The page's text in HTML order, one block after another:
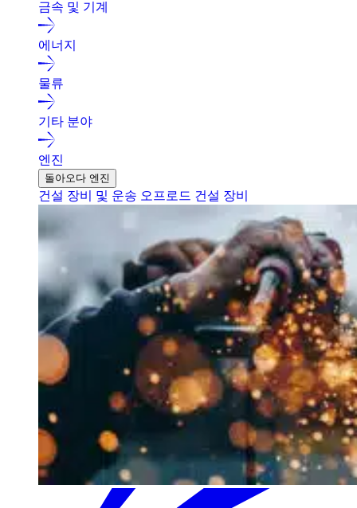
금속 및 기계
에너지
물류
기타 분야
엔진
돌아오다 엔진
건설 장비 및 운송 오프로드 건설 장비